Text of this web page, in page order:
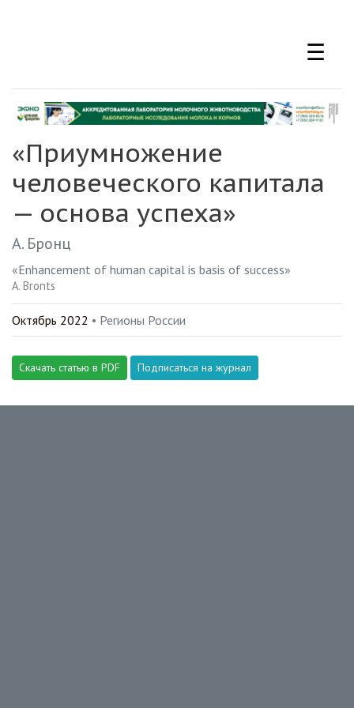
☰
«Приумножение
человеческого капитала
— основа успеха»
А. Бронц
«Enhancement of human capital is basis of success»
A. Bronts
Октябрь 2022 • Регионы России
Скачать статью в PDF Подписаться на журнал